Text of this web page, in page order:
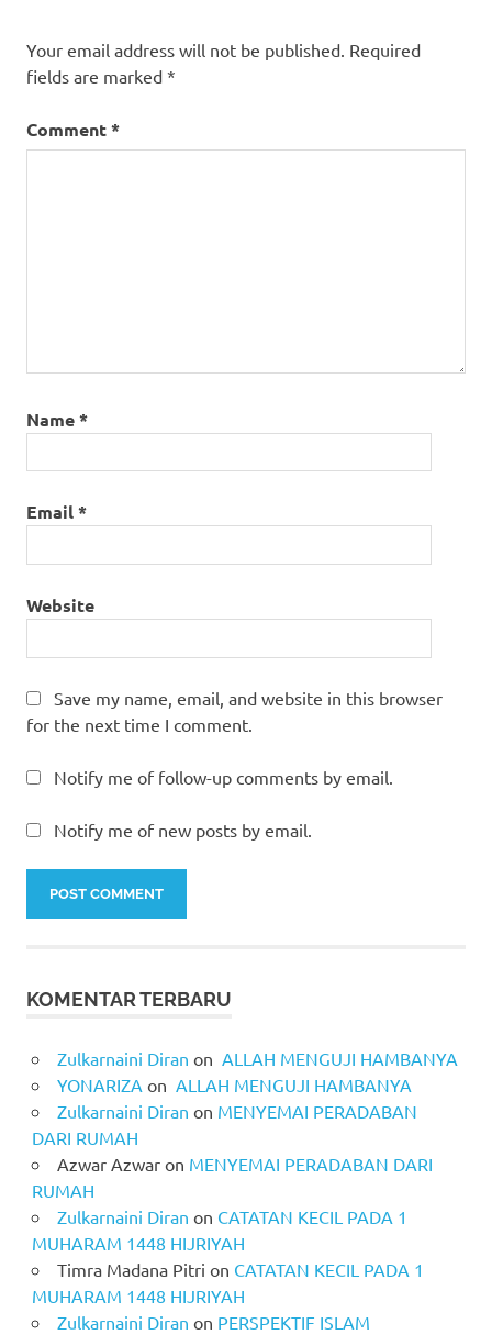
Your email address will not be published. Required
fields are marked *
Comment*
Name*
Email*
Website
Save my name, email, and website in this browser
for the next time I comment.
Notify me of follow-up comments by email.
Notify me of new posts by email.
KOMENTAR TERBARU
Zulkarnaini Diran on ALLAH MENGUJI HAMBANYA
YONARIZA on ALLAH MENGUJI HAMBANYA
Zulkarnaini Diran on MENYEMAI PERADABAN
DARI RUMAH
Azwar Azwaron MENYEMAI PERADABAN DARI
RUMAH
Zulkarnaini Diran on CATATAN KECIL PADA 1
MUHARAM 1448 HIJRIYAH
Timra Madana Pitri on CATATAN KECIL PADA 1
MUHARAM 1448 HIJRIYAH
Zulkarnaini Diran on PERSPEKTIF ISLAM